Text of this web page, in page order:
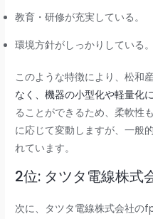
教育・研修が充実している。
環境方針がしっかりしている。
このような特徴により、松和
なく、機器の小型化や軽量化
ることができるため、柔軟性
に応じて変動しますが、一般
れています。
2位: タツタ電線株式
次に、タツタ電線株式会社の